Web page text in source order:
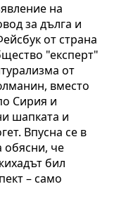
на
за дълга и
от страна
"експерт"
от
вместо
Сирия и
шапката и
Впусна се в
обясни, че
бил
– само